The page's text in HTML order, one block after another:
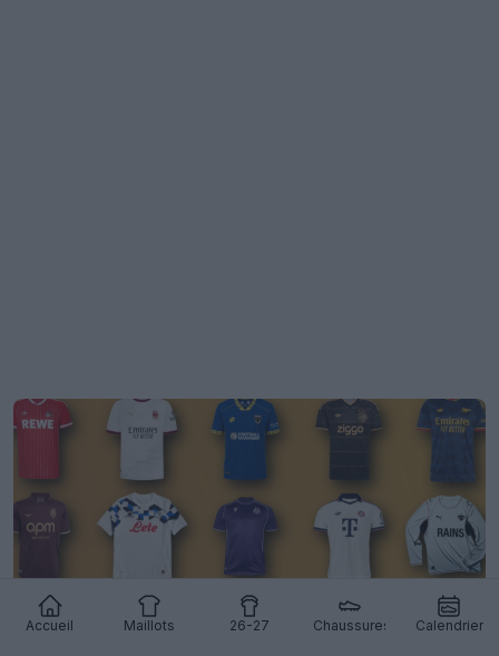
Accueil Maillots 26-27 Chaussures Calendrier